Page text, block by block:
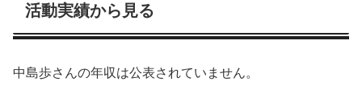
活動実績から見る
中島歩さんの年収は公表されていません。